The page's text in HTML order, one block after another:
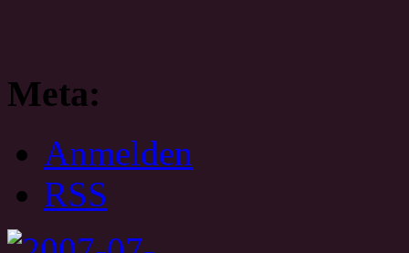
Meta:
Anmelden
RSS